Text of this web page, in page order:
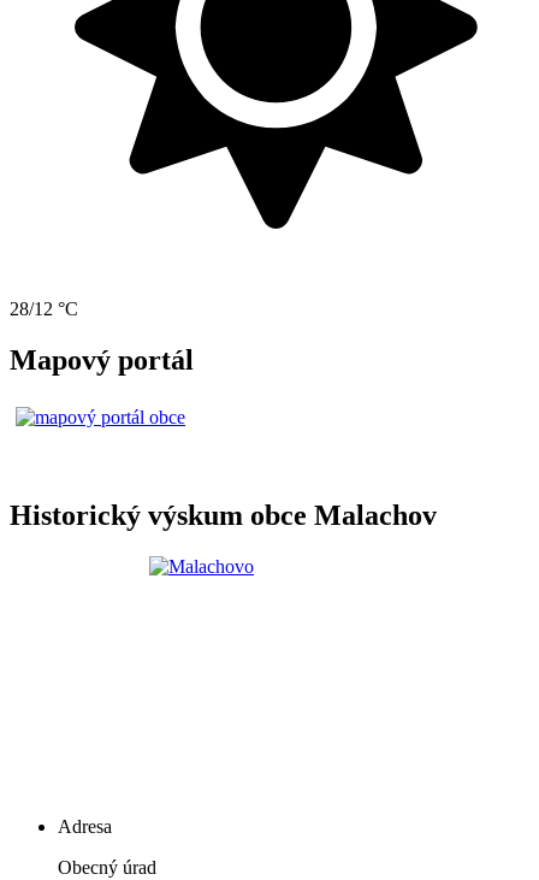
28/12 °C
Mapový portál
Historický výskum obce Malachov
Adresa
Obecný úrad